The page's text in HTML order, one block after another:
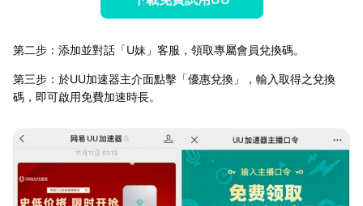
第二步：添加並對話「U妹」客服，領取專屬會員兌換碼。
第三步：於UU加速器主介面點擊「優惠兌換」，輸入取得之兌換
碼，即可啟用免費加速時長。